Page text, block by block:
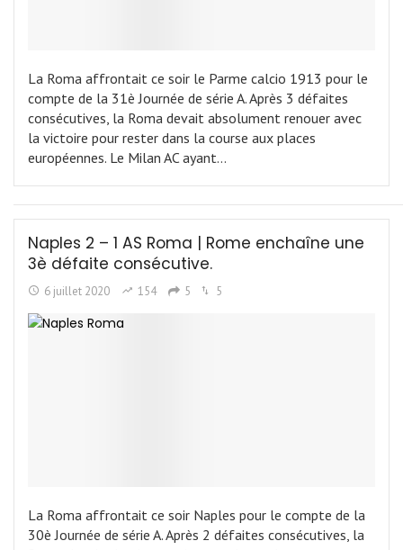
La Roma affrontait ce soir le Parme calcio 1913 pour le
compte de la 31è Journée de série A. Après 3 défaites
consécutives, la Roma devait absolument renouer avec
la victoire pour rester dans la course aux places
européennes. Le Milan AC ayant…
Naples 2 – 1 AS Roma | Rome enchaîne une
3è défaite consécutive.
6 juillet 2020 154 5 5
La Roma affrontait ce soir Naples pour le compte de la
30è Journée de série A. Après 2 défaites consécutives, la